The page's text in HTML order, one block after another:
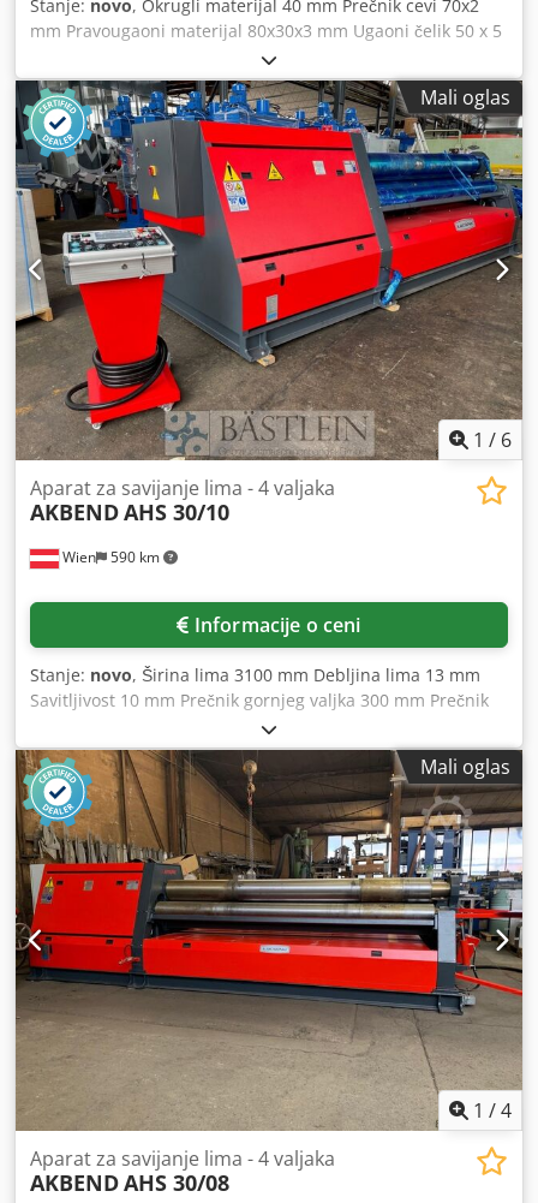
Stanje: novo, Okrugli materijal 40 mm Prečnik cevi 70x2
mm Pravougaoni materijal 80x30x3 mm Ugaoni čelik 50 x 5
mm I-nosač – uspravno 50 x 15 mm Prečnik valjka 157 mm
I-nosač – polegnuto 80 x 16 mm Prečnik osovine 50 mm
Brzina savijanja 2,95 m/min Ukupna priključna snaga 1,1
kW Težina mašine cca 500 kg Dimenzije cca 1000x950x1450
mm Oprema: - 3 pogonska valjka - Osovine od specijalnog
čelika (42CrMo4), kaljene i brušene - Jedan set standardnih
valjaka - Donji valjci hidraulički podesivi gore-dole -
Digitalni prikaz za donje valjke - Posebna upravljačka
konzola - Bočni vođeni valjci ručno podesivi u jednom
pravcu - Ručno podmazivanje Cedeyv Nk Repfx Apnoha -
Horizontalni i vertikalni način rada
Mali oglas
1 / 6
Wien 590 km
Aparat za savijanje lima - 4 valjaka
AKBENDAHS 30/10
Informacije o ceni
Stanje: novo, Širina lima 3100 mm Debljina lima 13 mm
Savitljivost 10 mm Prečnik gornjeg valjka 300 mm Prečnik
donjeg valjka 270 mm Csdoyv Nh Nopfx Apnoha Prečnik
bočnog valjka 210 mm Ukupna potrebna snaga 11 kW
Dimenzije mašine 5600 x 1800 x 1500 mm Težina mašine
cca. 8.800 kg Dodatna oprema: - Uređaj za konično
savijanje - Indukciono kaljeni valjci - Digitalni prikaz za
bočne valjke - Mašina izrađena od čelične konstrukcije -
Poseban upravljački pult - Dve brzine - Svi valjci na
kugličnim ležajevima - Ležaj za otvaranje/gornji oslonac
valjka se upravlja sa upravljačkog pulta. Kada se ležaj
otvori, valjak se automatski podiže. - Konično podešavanje
valjaka preko upravljačkog pulta - Centralni valjci
pogonjeni hidrauličnim motorom i planetarnim
reduktorom (gornji i donji valjak) - Kalibracija
Mali oglas
1 /4
Aparat za savijanje lima - 4 valjaka
AKBENDAHS 30/08